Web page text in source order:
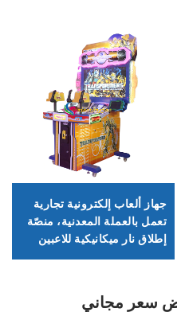
جهاز ألعاب إلكترونية تجارية
تعمل بالعملة المعدنية، منصّة
إطلاق نار ميكانيكية للاعبين
سعر مجاني